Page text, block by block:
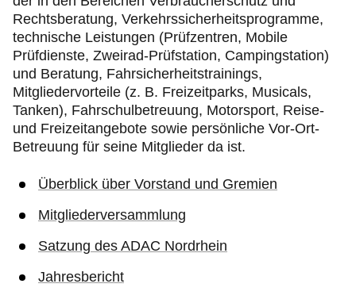
Rechtsberatung, Verkehrssicherheitsprogramme,
technische Leistungen (Prüfzentren, Mobile
Prüfdienste, Zweirad-Prüfstation, Campingstation)
und Beratung, Fahrsicherheitstrainings,
Mitgliedervorteile (z. B. Freizeitparks, Musicals,
Tanken), Fahrschulbetreuung, Motorsport, Reise-
und Freizeitangebote sowie persönliche Vor-Ort-
Betreuung für seine Mitglieder da ist.
Überblick über Vorstand und Gremien
Mitgliederversammlung
Satzung des ADAC Nordrhein
Jahresbericht